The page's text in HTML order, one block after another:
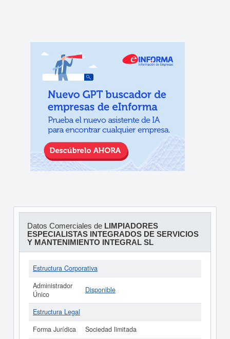
Datos Comerciales de LIMPIADORES
ESPECIALISTAS INTEGRADOS DE SERVICIOS
Y MANTENIMIENTO INTEGRAL SL
Estructura Corporativa
Administrador
Único
Disponible
Estructura Legal
Forma Jurídica
Sociedad limitada